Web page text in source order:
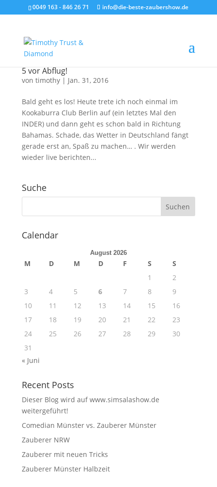
0049 163 - 846 26 71 info@die-beste-zaubershow.de
5 vor Abflug!
von timothy| Jan. 31, 2016
Bald geht es los! Heute trete ich noch einmal im
Kookaburra Club Berlin auf (ein letztes Mal den
INDER) und dann geht es schon bald in Richtung
Bahamas. Schade, das Wetter in Deutschland fängt
gerade erst an, Spaß zu machen… . Wir werden
wieder live berichten...
Suche
Calendar
August 2026
M D M D F S
S
1
2
3
4 5 6 7 8
9
10
11 12 13 14 15
16
17
18 19 20 21 22
23
24
25 26 27 28 29
30
31
« Juni
Recent Posts
Dieser Blog wird auf www.simsalashow.de
weitergeführt!
Comedian Münster vs. Zauberer Münster
Zauberer NRW
Zauberer mit neuen Tricks
Zauberer Münster Halbzeit